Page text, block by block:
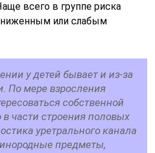
всего в группе риска
или слабым
у детей бывает и из-за
По мере взросления
собственной
части строения половых
уретрального канала
предметы,